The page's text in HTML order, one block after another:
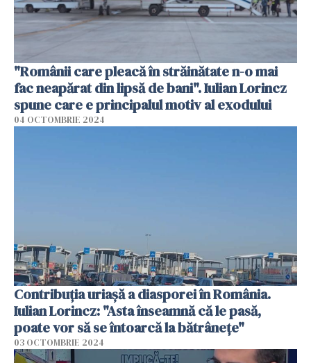
"Românii care pleacă în străinătate n-o mai
fac neapărat din lipsă de bani". Iulian Lorincz
spune care e principalul motiv al exodului
04 OCTOMBRIE 2024
Contribuția uriașă a diasporei în România.
Iulian Lorincz: "Asta înseamnă că le pasă,
poate vor să se întoarcă la bătrânețe"
03 OCTOMBRIE 2024